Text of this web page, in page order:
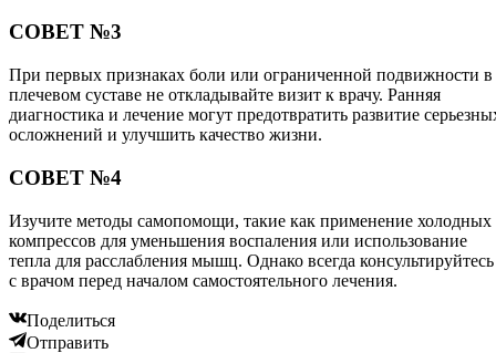
СОВЕТ №3
При первых признаках боли или ограниченной подвижности в
плечевом суставе не откладывайте визит к врачу. Ранняя
диагностика и лечение могут предотвратить развитие
осложнений и улучшить качество жизни.
СОВЕТ №4
Изучите методы самопомощи, такие как применение холодных
компрессов для уменьшения воспаления или использование
тепла для расслабления мышц. Однако всегда консультируйтесь
с врачом перед началом самостоятельного лечения.
Поделиться
Отправить